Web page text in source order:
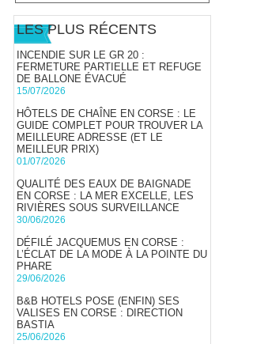
LES PLUS RÉCENTS
INCENDIE SUR LE GR 20 :
FERMETURE PARTIELLE ET REFUGE
DE BALLONE ÉVACUÉ
15/07/2026
HÔTELS DE CHAÎNE EN CORSE : LE
GUIDE COMPLET POUR TROUVER LA
MEILLEURE ADRESSE (ET LE
MEILLEUR PRIX)
01/07/2026
QUALITÉ DES EAUX DE BAIGNADE
EN CORSE : LA MER EXCELLE, LES
RIVIÈRES SOUS SURVEILLANCE
30/06/2026
DÉFILÉ JACQUEMUS EN CORSE :
L’ÉCLAT DE LA MODE À LA POINTE DU
PHARE
29/06/2026
B&B HOTELS POSE (ENFIN) SES
VALISES EN CORSE : DIRECTION
BASTIA
25/06/2026